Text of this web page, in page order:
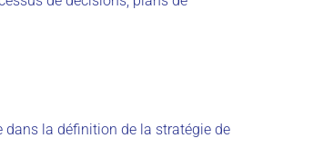
dans la définition de la stratégie de